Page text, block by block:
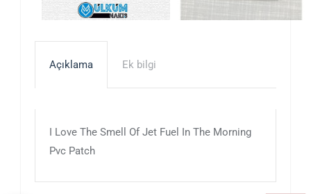
Açıklama Ek bilgi
I Love The Smell Of Jet Fuel In The Morning
Pvc Patch